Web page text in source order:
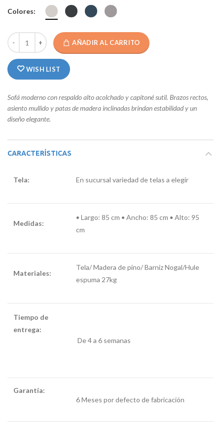
Colores:
AÑADIR AL CARRITO
WISH LIST
Sofá moderno con respaldo alto acolchado y capitoné sutil. Brazos rectos,
asiento mullido y patas de madera inclinadas brindan estabilidad y un
diseño elegante.
CARACTERÍSTICAS
Tela: En sucursal variedad de telas a elegir
Medidas:
• Largo: 85 cm • Ancho: 85 cm • Alto: 95
cm
Materiales:
Tela/ Madera de pino/ Barniz Nogal/Hule
espuma 27kg
Tiempo de
entrega:
De 4 a 6 semanas
Garantía:
6 Meses por defecto de fabricación